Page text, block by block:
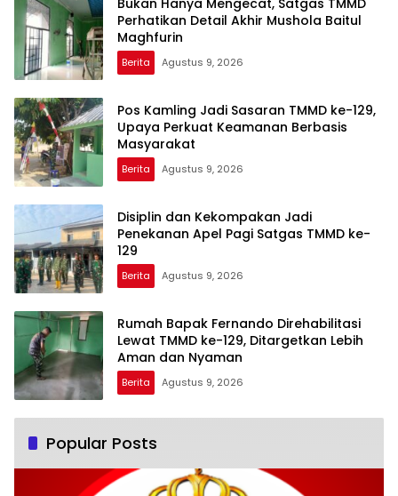
Bukan Hanya Mengecat, Satgas TMMD
Perhatikan Detail Akhir Mushola Baitul
Maghfurin
Berita Agustus 9, 2026
Pos Kamling Jadi Sasaran TMMD ke-129,
Upaya Perkuat Keamanan Berbasis
Masyarakat
Berita Agustus 9, 2026
Disiplin dan Kekompakan Jadi
Penekanan Apel Pagi Satgas TMMD ke-
129
Berita Agustus 9, 2026
Rumah Bapak Fernando Direhabilitasi
Lewat TMMD ke-129, Ditargetkan Lebih
Aman dan Nyaman
Berita Agustus 9, 2026
Popular Posts